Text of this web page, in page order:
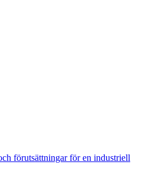
förutsättningar för en industriell